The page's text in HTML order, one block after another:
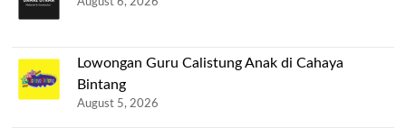
August 6, 2026
Lowongan Guru Calistung Anak di Cahaya
Bintang
August 5, 2026